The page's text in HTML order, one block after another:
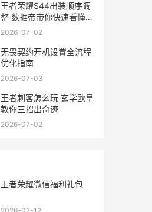
王者荣耀S44出装顺序调
整 数据帝带你快速看懂版
本变化
2026-07-02
无畏契约开机设置全流程
优化指南
2026-07-03
王者刺客怎么玩 玄学欧皇
教你三招出奇迹
2026-07-02
王者荣耀微信福利礼包